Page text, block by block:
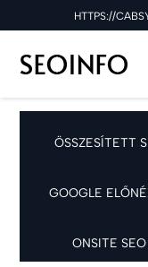
HTTPS://
ÖSSZESÍTETT
GOOGLE
ONSITE SEO